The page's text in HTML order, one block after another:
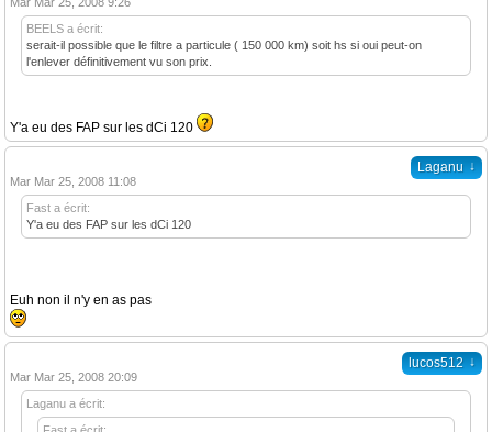
BEELS a écrit:
serait-il possible que le filtre a particule ( 150 000 km) soit hs si oui peut-on
l'enlever définitivement vu son prix.
Y'a eu des FAP sur les dCi 120
Laganu ↓
Mar Mar 25, 2008 11:08
Fast a écrit:
Y'a eu des FAP sur les dCi 120
Euh non il n'y en as pas
lucos512 ↓
Mar Mar 25, 2008 20:09
Laganu a écrit: